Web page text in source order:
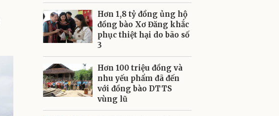
Hơn 1,8 tỷ đồng ủng hộ
đồng bào Xơ Đăng khắc
phục thiệt hại do bão số
3
Hơn 100 triệu đồng và
nhu yếu phẩm đã đến
với đồng bào DTTS
vùng lũ